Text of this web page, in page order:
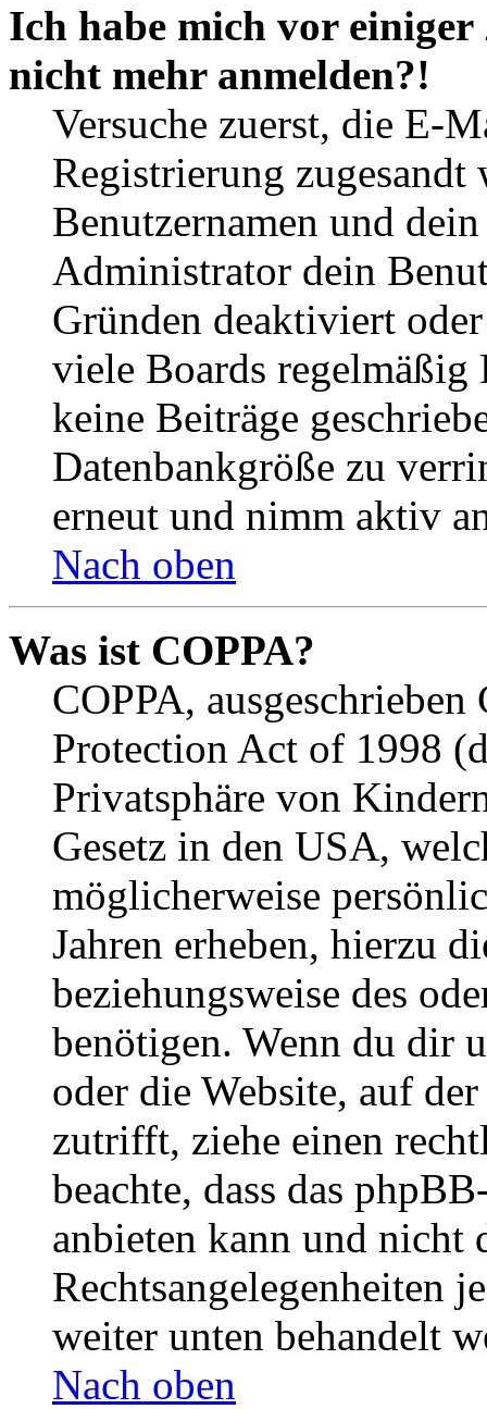
Ich habe mich vor
nicht mehr anmelden?!
Versuche zuerst, die E-
Registrierung
Benutzernamen und
Administrator dein
Gründen deaktiviert
viele Boards
keine Beiträge
Datenbankgröße zu
erneut und nimm aktiv
Nach oben
Was ist COPPA?
COPPA,
Protection Act of 1998
Privatsphäre von
Gesetz in den USA,
möglicherweise
Jahren erheben, hierzu
beziehungsweise des
benötigen. Wenn du dir
oder die Website, auf
zutrifft, ziehe einen
beachte, dass das
anbieten kann und nicht
Rechtsangelegenheiten
weiter unten behandelt
Nach oben